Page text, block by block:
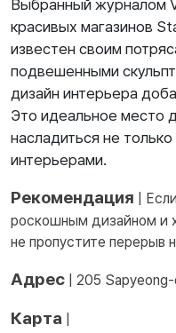
Выбранный журналом
красивых магазинов
известен своим
подвешенными
дизайн интерьера
Это идеальное место
насладиться не
интерьерами.
Рекомендация |
роскошным дизайном и
не пропустите перерыв
Адрес | 205
Карта